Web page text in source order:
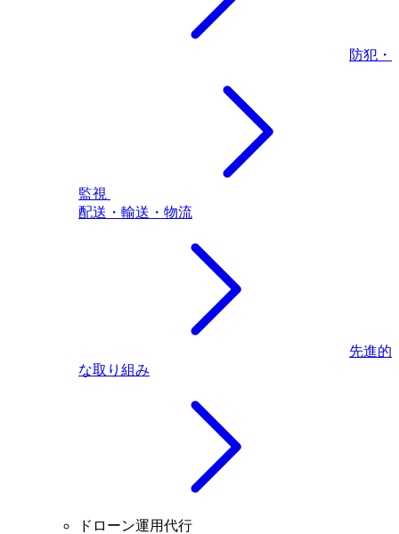
防犯・
監視
配送・輸送・物流
先進的
な取り組み
ドローン運用代行